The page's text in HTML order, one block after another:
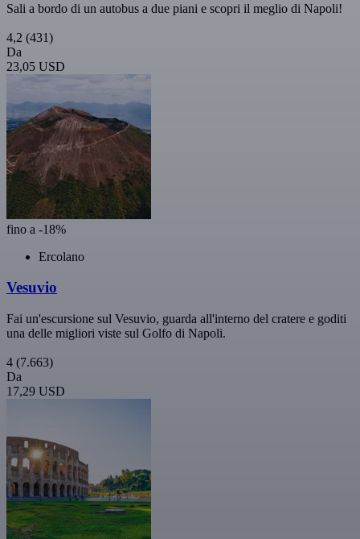
Sali a bordo di un autobus a due piani e scopri il meglio di Napoli!
4,2 (431)
Da
23,05 USD
fino a -18%
Ercolano
Vesuvio
Fai un'escursione sul Vesuvio, guarda all'interno del cratere e goditi
una delle migliori viste sul Golfo di Napoli.
4 (7.663)
Da
17,29 USD